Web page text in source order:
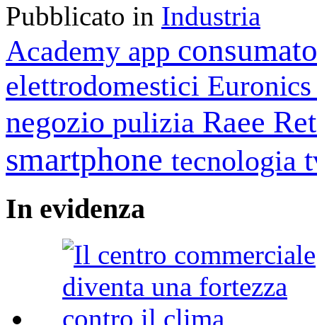
Pubblicato in Industria
Academy app
elettrodomestici
negozio pulizia Raee
smartphone tecnologia
In evidenza